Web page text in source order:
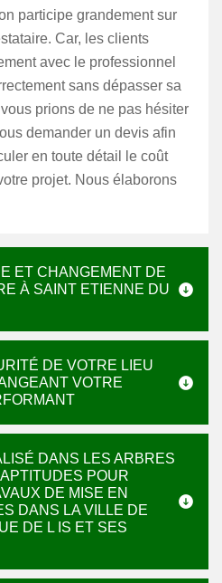
participe grandement sur
Car, les clients
avec le professionnel
sans dépasser sa
prions de ne pas hésiter
demander un devis afin
en toute détail le coût
projet. Nous élaborons
ET CHANGEMENT DE
À SAINT ETIENNE DU
DE VOTRE LIEU
VOTRE
DANS LES ARBRES
POUR
DE MISE EN
DANS LA VILLE DE
DE L IS ET SES